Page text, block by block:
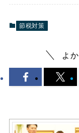
節税対策
よ